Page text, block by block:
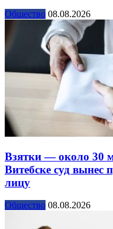
Общество 08.08.2026
Взятки — около 30
Витебске суд вынес
лицу
Общество 08.08.2026